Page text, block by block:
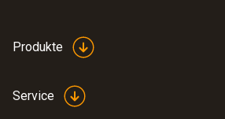
Produkte
Service